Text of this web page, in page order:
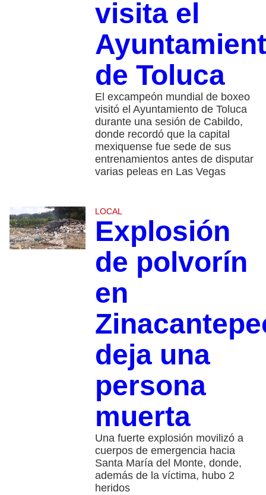
visita el
de Toluca
El excampeón mundial de boxeo
visitó el Ayuntamiento de Toluca
durante una sesión de Cabildo,
donde recordó que la capital
mexiquense fue sede de sus
entrenamientos antes de disputar
varias peleas en Las Vegas
LOCAL
Explosión
de polvorín
en
deja una
persona
muerta
Una fuerte explosión movilizó a
cuerpos de emergencia hacia
Santa María del Monte, donde,
además de la víctima, hubo 2
heridos